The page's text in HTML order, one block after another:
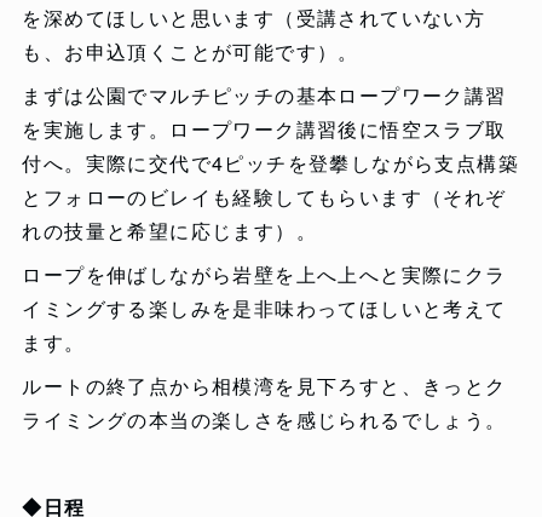
を深めてほしいと思います（受講されていない方
も、お申込頂くことが可能です）。
まずは公園でマルチピッチの基本ロープワーク講習
を実施します。ロープワーク講習後に悟空スラブ取
付へ。実際に交代で4ピッチを登攀しながら支点構築
とフォローのビレイも経験してもらいます（それぞ
れの技量と希望に応じます）。
ロープを伸ばしながら岩壁を上へ上へと実際にクラ
イミングする楽しみを是非味わってほしいと考えて
ます。
ルートの終了点から相模湾を見下ろすと、きっとク
ライミングの本当の楽しさを感じられるでしょう。
◆日程